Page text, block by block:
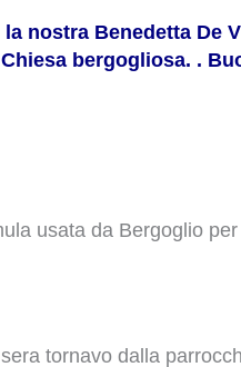
nostra Benedetta
bergogliosa. .
usata da Bergoglio
tornavo dalla